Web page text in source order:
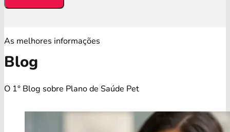
As melhores informações
Blog
O 1° Blog sobre Plano de Saúde Pet